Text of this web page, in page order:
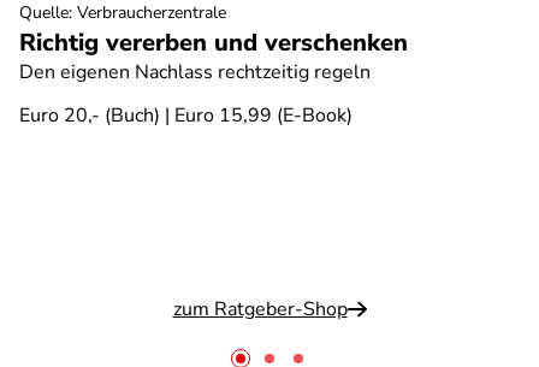
Richtig vererben und verschenken
Den eigenen Nachlass rechtzeitig regeln
Euro 20,- (Buch) | Euro 15,99 (E-Book)
zum Ratgeber-Shop
Quelle: Verbraucherzentrale